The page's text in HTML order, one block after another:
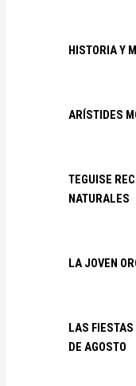
HISTORIA Y
ARÍSTIDES
TEGUISE
NATURALES
LA JOVEN
LAS
DE AGOSTO